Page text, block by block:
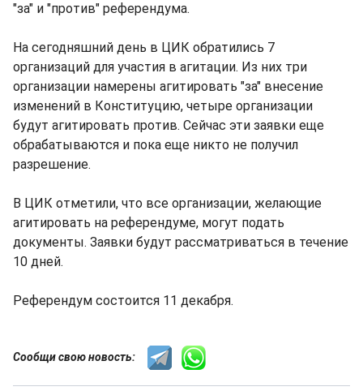
"за" и "против" референдума.
На сегодняшний день в ЦИК обратились 7
организаций для участия в агитации. Из них три
организации намерены агитировать "за" внесение
изменений в Конституцию, четыре организации
будут агитировать против. Сейчас эти заявки еще
обрабатываются и пока еще никто не получил
разрешение.
В ЦИК отметили, что все организации, желающие
агитировать на референдуме, могут подать
документы. Заявки будут рассматриваться в течение
10 дней.
Референдум состоится 11 декабря.
Сообщи свою новость: